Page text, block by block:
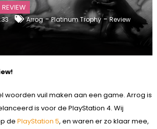
REVIEW
Arrog-Platinum Trophy-Review
woorden vuil maken aan een game. Arrog is
is voor de PlayStation 4. Wij
de PlayStation 5, en waren er zo klaar mee,